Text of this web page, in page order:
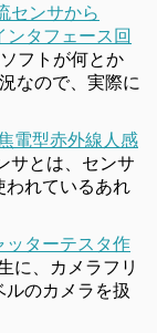
センサから
ンタフェース回
フトが何とか
なので、実際に
電型赤外線人感
サとは、センサ
われているあれ
ターテスタ作
に、カメラフリ
のカメラを扱